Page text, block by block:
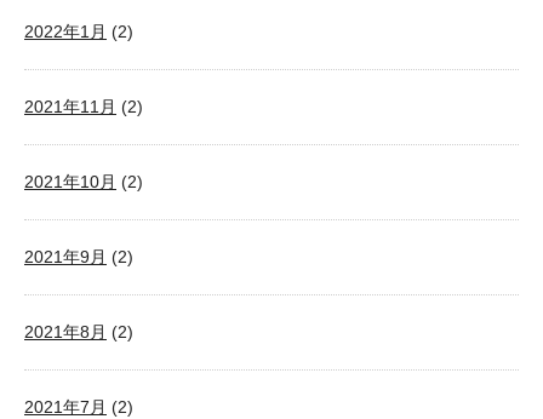
2022年1月 (2)
2021年11月 (2)
2021年10月 (2)
2021年9月 (2)
2021年8月 (2)
2021年7月 (2)